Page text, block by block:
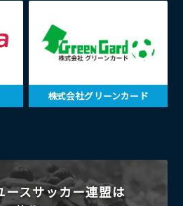
株式会社グリーンカード
ースサッカー連盟は